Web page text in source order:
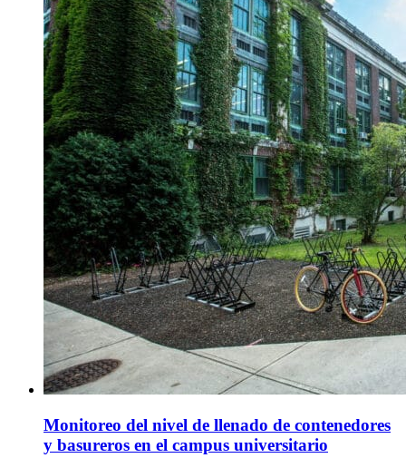
Monitoreo del nivel de llenado de contenedores
y basureros en el campus universitario